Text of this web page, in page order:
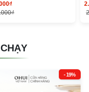
Y24
- 19%